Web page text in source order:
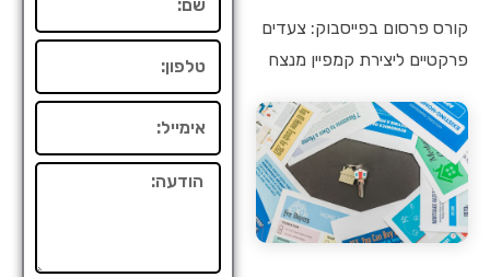
קורס פרסום בפייסבוק: צעדים
פרקטיים ליצירת קמפיין מנצח
הודעה